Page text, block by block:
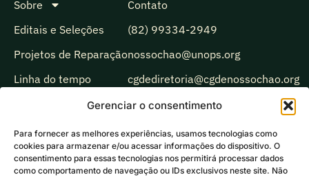
Gerenciar o consentimento
Para fornecer as melhores experiências, usamos tecnologias como
cookies para armazenar e/ou acessar informações do dispositivo. O
consentimento para essas tecnologias nos permitirá processar dados
como comportamento de navegação ou IDs exclusivos neste site. Não
Sobre
Editais e Seleções
Projetos de Reparação
Linha do tempo
Observatório
Comunicação
Contato
(82) 99334-2949
nossochao@unops.org
cgdediretoria@cgdenossochao.org